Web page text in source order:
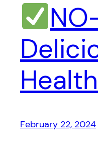
February 22, 2024